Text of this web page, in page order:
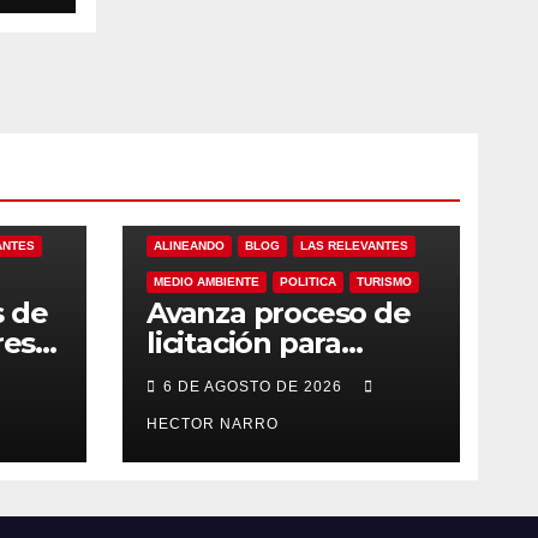
de
ALINEANDO BLOG LAS RELEVANTES
MEDIO AMBIENTE POLITICA TURISMO
Avanza proceso de
licitación para
adquisición de
maquinaria del Plan
de Regeneración
del Estero Josefino
6 DE AGOSTO DE 2026
HECTOR NARRO